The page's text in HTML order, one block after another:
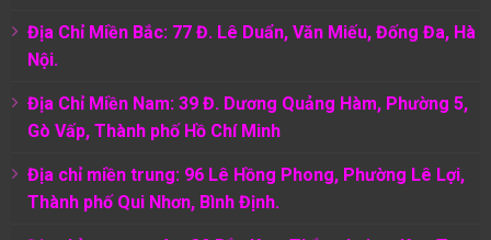
Địa Chỉ Miền Bắc: 77 Đ. Lê Duẩn, Văn Miếu, Đống Đa, Hà
Nội.
Địa Chỉ Miền Nam: 39 Đ. Dương Quảng Hàm, Phường 5,
Gò Vấp, Thành phố Hồ Chí Minh
Địa chỉ miền trung: 96 Lê Hồng Phong, Phường Lê Lợi,
Thành phố Qui Nhơn, Bình Định.